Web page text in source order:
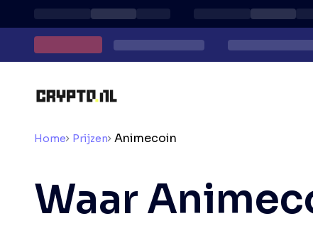
Home Prijzen Animecoin
Waar